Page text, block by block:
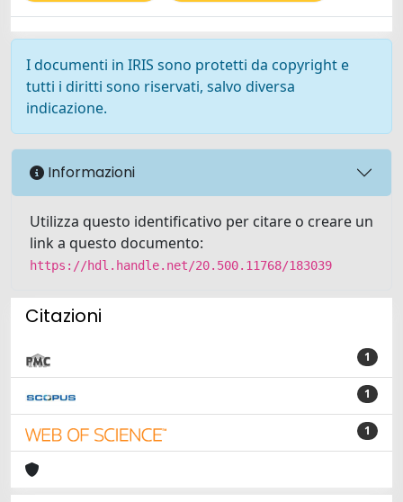
I documenti in IRIS sono protetti da copyright e
tutti i diritti sono riservati, salvo diversa
indicazione.
Informazioni
Utilizza questo identificativo per citare o creare un
link a questo documento:
https://hdl.handle.net/20.500.11768/183039
Citazioni
1
1
1